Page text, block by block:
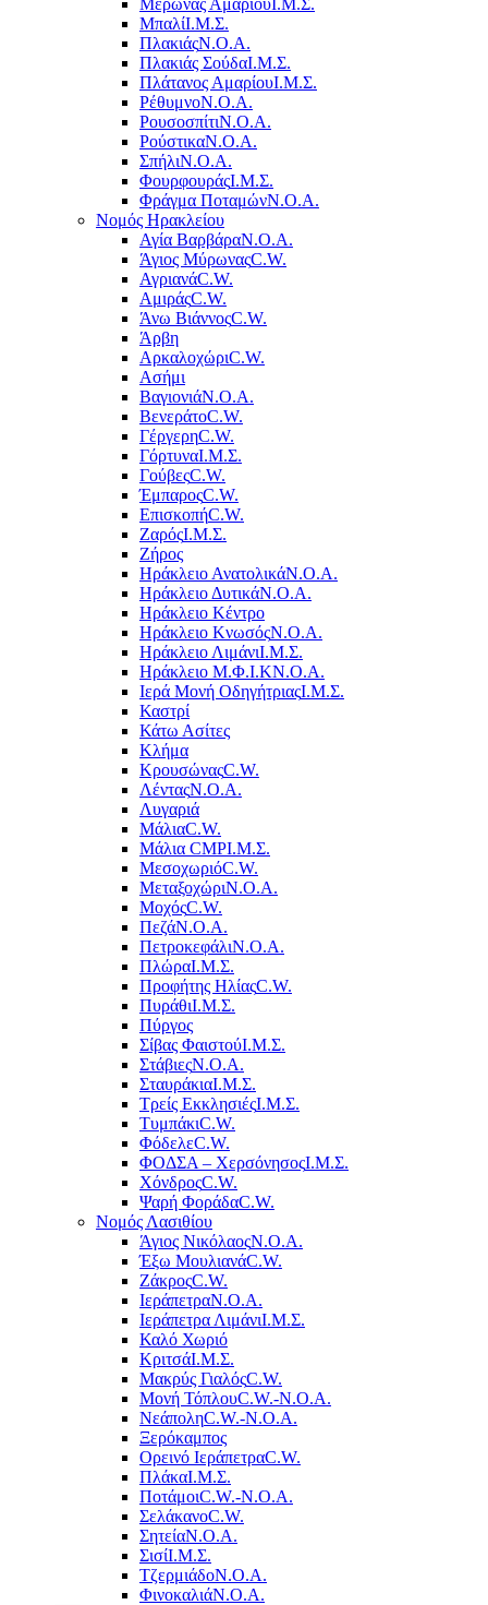
Μέρωνας ΑμαρίουΙ.Μ.Σ.
ΜπαλίΙ.Μ.Σ.
ΠλακιάςΝ.Ο.Α.
Πλακιάς ΣούδαΙ.Μ.Σ.
Πλάτανος ΑμαρίουΙ.Μ.Σ.
ΡέθυμνοΝ.Ο.Α.
ΡουσοσπίτιΝ.Ο.Α.
ΡούστικαΝ.Ο.Α.
ΣπήλιΝ.Ο.Α.
ΦουρφουράςΙ.Μ.Σ.
Φράγμα ΠοταμώνΝ.Ο.Α.
Νομός Ηρακλείου
Αγία ΒαρβάραΝ.Ο.Α.
Άγιος ΜύρωναςC.W.
ΑγριανάC.W.
ΑμιράςC.W.
Άνω ΒιάννοςC.W.
Άρβη
ΑρκαλοχώριC.W.
Ασήμι
ΒαγιονιάΝ.Ο.Α.
ΒενεράτοC.W.
ΓέργερηC.W.
ΓόρτυναΙ.Μ.Σ.
ΓούβεςC.W.
ΈμπαροςC.W.
ΕπισκοπήC.W.
ΖαρόςΙ.Μ.Σ.
Ζήρος
Ηράκλειο ΑνατολικάΝ.Ο.Α.
Ηράκλειο ΔυτικάΝ.Ο.Α.
Ηράκλειο Κέντρο
Ηράκλειο ΚνωσόςΝ.Ο.Α.
Ηράκλειο ΛιμάνιΙ.Μ.Σ.
Ηράκλειο Μ.Φ.Ι.ΚΝ.Ο.Α.
Ιερά Μονή ΟδηγήτριαςΙ.Μ.Σ.
Καστρί
Κάτω Ασίτες
Κλήμα
ΚρουσώναςC.W.
ΛένταςΝ.Ο.Α.
Λυγαριά
ΜάλιαC.W.
Μάλια CMPΙ.Μ.Σ.
ΜεσοχωριόC.W.
ΜεταξοχώριΝ.Ο.Α.
ΜοχόςC.W.
ΠεζάΝ.Ο.Α.
ΠετροκεφάλιΝ.Ο.Α.
ΠλώραΙ.Μ.Σ.
Προφήτης ΗλίαςC.W.
ΠυράθιΙ.Μ.Σ.
Πύργος
Σίβας ΦαιστούΙ.Μ.Σ.
ΣτάβιεςΝ.Ο.Α.
ΣταυράκιαΙ.Μ.Σ.
Τρείς ΕκκλησιέςΙ.Μ.Σ.
ΤυμπάκιC.W.
ΦόδελεC.W.
ΦΟΔΣΑ – ΧερσόνησοςΙ.Μ.Σ.
ΧόνδροςC.W.
Ψαρή ΦοράδαC.W.
Νομός Λασιθίου
Άγιος ΝικόλαοςΝ.Ο.Α.
Έξω ΜουλιανάC.W.
ΖάκροςC.W.
ΙεράπετραΝ.Ο.Α.
Ιεράπετρα ΛιμάνιΙ.Μ.Σ.
Καλό Χωριό
ΚριτσάΙ.Μ.Σ.
Μακρύς ΓιαλόςC.W.
Μονή ΤόπλουC.W.-Ν.Ο.Α.
ΝεάποληC.W.-Ν.Ο.Α.
Ξερόκαμπος
Ορεινό ΙεράπετραC.W.
ΠλάκαΙ.Μ.Σ.
ΠοτάμοιC.W.-Ν.Ο.Α.
ΣελάκανοC.W.
ΣητείαΝ.Ο.Α.
ΣισίΙ.Μ.Σ.
ΤζερμιάδοΝ.Ο.Α.
ΦινοκαλιάΝ.Ο.Α.